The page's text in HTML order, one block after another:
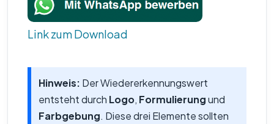
Link zum Download
Hinweis: Der Wiedererkennungswert
entsteht durch Logo, Formulierungund
Farbgebung. Diese drei Elemente sollten